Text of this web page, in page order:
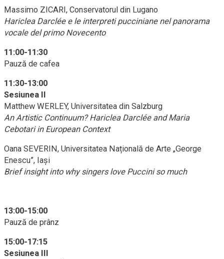
Massimo ZICARI, Conservatorul din Lugano
Hariclea Darclée e le interpreti pucciniane nel panorama
vocale del primo Novecento
11:00-11:30
Pauză de cafea
11:30-13:00
Sesiunea II
Matthew WERLEY, Universitatea din Salzburg
An Artistic Continuum? Hariclea Darclée and Maria
Cebotari in European Context
Oana SEVERIN, Universitatea Națională de Arte „George
Enescu”, Iași
Brief insight into why singers love Puccini so much
13:00-15:00
Pauză de prânz
15:00-17:15
Sesiunea III